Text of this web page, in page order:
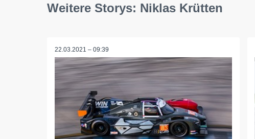
Weitere Storys: Niklas Krütten
22.03.2021 – 09:39